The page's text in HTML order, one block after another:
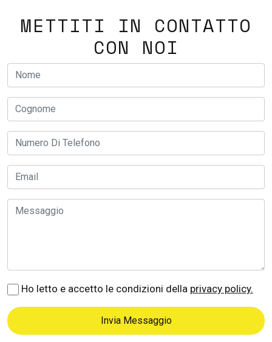
METTITI IN CONTATTO
CON NOI
Ho letto e accetto le condizioni della privacy policy.
Invia Messaggio